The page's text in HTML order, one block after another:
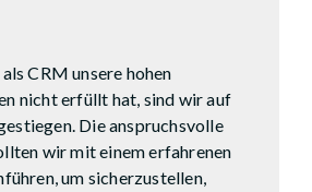
CRM unsere hohen
nicht erfüllt hat, sind wir auf
Die anspruchsvolle
wir mit einem erfahrenen
um sicherzustellen,